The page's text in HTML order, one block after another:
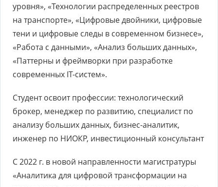
уровня», «Технологии распределенных реестров
на транспорте», «Цифровые двойники, цифровые
тени и цифровые следы в современном бизнесе»,
«Работа с данными», «Анализ больших данных»,
«Паттерны и фреймворки при разработке
современных IT-систем».
Студент освоит профессии: технологический
брокер, менеджер по развитию, специалист по
анализу больших данных, бизнес-аналитик,
инженер по НИОКР, инвестиционный консультант
С 2022 г. в новой направленности магистратуры
«Аналитика для цифровой трансформации на